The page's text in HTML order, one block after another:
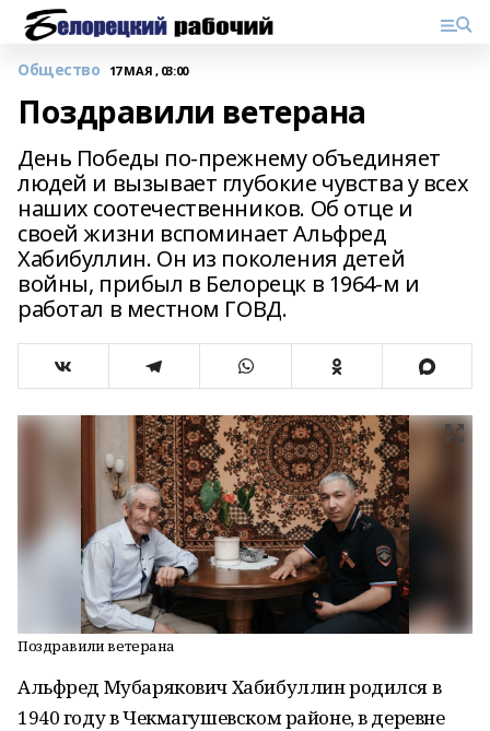
Общество 17 МАЯ , 03:00
Поздравили ветерана
День Победы по-прежнему объединяет
людей и вызывает глубокие чувства у всех
наших соотечественников. Об отце и
своей жизни вспоминает Альфред
Хабибуллин. Он из поколения детей
войны, прибыл в Белорецк в 1964-м и
работал в местном ГОВД.
Поздравили ветерана
Альфред Мубарякович Хабибуллин родился в
1940 году в Чекмагушевском районе, в деревне